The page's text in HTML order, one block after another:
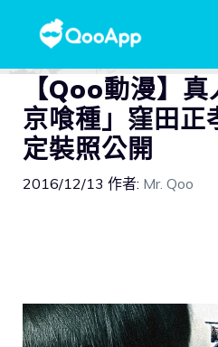
【Qoo動漫】
京喰種」窪田正
定裝照公開
2016/12/13 作者: Mr. Qoo